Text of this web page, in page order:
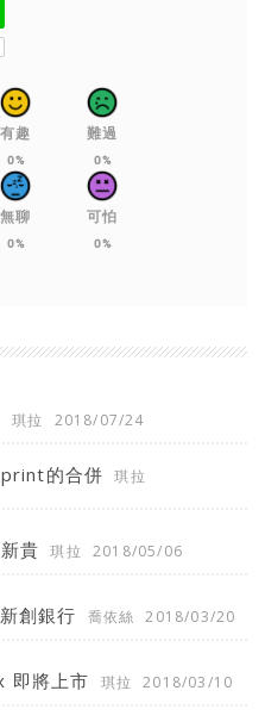
有趣
0%
難過
0%
無聊
0%
可怕
0%
琪拉 2018/07/24
的合併
琪拉
貴 琪拉 2018/05/06
創銀行 喬依絲 2018/03/20
即將上市 琪拉 2018/03/10